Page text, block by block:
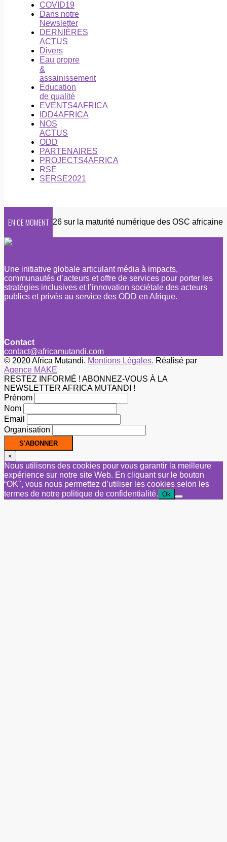
COVID19
Dans notre
Newsletter
DERNIÈRES
ACTUS
Divers
Eau propre
&
assainissement
Éducation
de qualité
EVENTS4AFRICA
IDD4AFRICA
NOS
ACTUS
ODD
PARTENAIRES
PROJECTS4AFRICA
RSE
SERSE2021
EN CE MOMENT
2026 sur la maturité numérique des OSC africaines
Une initiative globale articulant média à impacts,
communautés d’acteurs et offre de services pour porter les
stratégies inclusives et l’innovation sociétale des acteurs
publics et privés au service des ODD en Afrique.
Contact
contact@africamutandi.com
© 2020 Africa Mutandi. Mentions Légales. Réalisé par
Agence MAKE
RESTEZ INFORMÉ ! ABONNEZ-VOUS À LA
NEWSLETTER AFRICA MUTANDI !
Prénom
Nom
Email
Organisation
×
Nous utilisons des cookies pour vous garantir la meilleure
expérience sur notre site Web. En cliquant sur le bouton
“OK", vous nous permettez d’utiliser les cookies selon les
termes de notre politique de confidentialité. Ok